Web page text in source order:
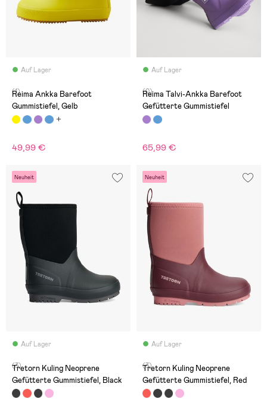
Auf Lager
(1)
Reima Ankka Barefoot
Gummistiefel, Gelb
49,99 €
Auf Lager
(0)
Reima Talvi-Ankka Barefoot
Gefütterte Gummistiefel
65,99 €
Neuheit
Auf Lager
(3)
Tretorn Kuling Neoprene
Gefütterte Gummistiefel, Black
Neuheit
Auf Lager
(3)
Tretorn Kuling Neoprene
Gefütterte Gummistiefel, Red